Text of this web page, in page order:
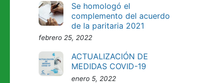
Se homologó el
complemento del acuerdo
de la paritaria 2021
febrero 25, 2022
ACTUALIZACIÓN DE
MEDIDAS COVID-19
enero 5, 2022